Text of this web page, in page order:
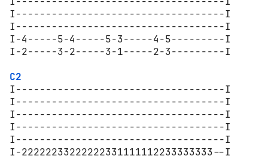
I-----------------------------------I
I-----------------------------------I
I-4-----5-4-----5-3-----4-5---------I
I-2-----3-2-----3-1-----2-3---------I
C2
I-----------------------------------I
I-----------------------------------I
I-----------------------------------I
I-----------------------------------I
I-----------------------------------I
I-22222233222222331111112233333333--I